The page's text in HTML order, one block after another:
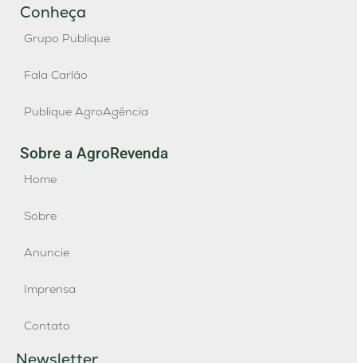
Conheça
Grupo Publique
Fala Carlão
Publique AgroAgência
Sobre a AgroRevenda
Home
Sobre
Anuncie
Imprensa
Contato